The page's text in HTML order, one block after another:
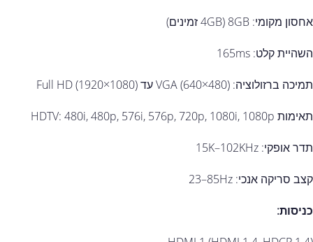
אחסון מקומי: ‎8GB‎ (‎4GB‎ זמינים)
השהיית קלט: ‎165ms‎
תמיכה ברזולוציה: ‎VGA (640×480)‎ עד ‎Full HD (1920×1080)‎
תאימות HDTV: ‎480i, 480p, 576i, 576p, 720p, 1080i, 1080p‎
תדר אופקי: ‎15K–102KHz‎
קצב סריקה אנכי: ‎23–85Hz‎
כניסות: